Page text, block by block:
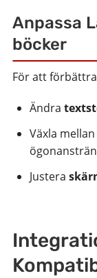
Anpassa
böcker
För att
Ändra
Växla mellan
Justera